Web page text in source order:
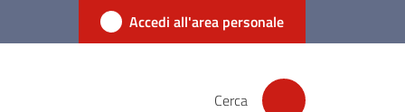
Accedi all'area personale
Cerca